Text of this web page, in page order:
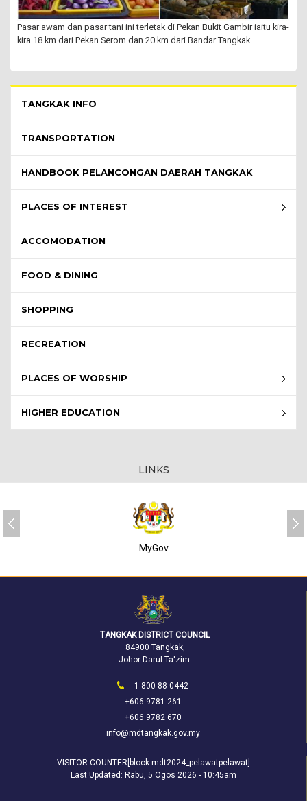
Pasar awam dan pasar tani ini terletak di Pekan Bukit Gambir iaitu kira-
kira 18 km dari Pekan Serom dan 20 km dari Bandar Tangkak.
TANGKAK INFO
TRANSPORTATION
HANDBOOK PELANCONGAN DAERAH TANGKAK
PLACES OF INTEREST
ACCOMODATION
FOOD & DINING
SHOPPING
RECREATION
PLACES OF WORSHIP
HIGHER EDUCATION
LINKS
SUKJ
TANGKAK DISTRICT COUNCIL
84900 Tangkak,
Johor Darul Ta'zim.
1-800-88-0442
+606 9781 261
+606 9782 670
info@mdtangkak.gov.my
VISITOR COUNTER[block:mdt2024_pelawatpelawat]
Last Updated: Rabu, 5 Ogos 2026 - 10:45am